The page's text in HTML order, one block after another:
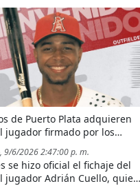
de Puerto Plata adquieren
jugador firmado por los
de Texas
, 9/6/2026 2:47:00 p. m.
se hizo oficial el fichaje del
jugador Adrián Cuello, quien